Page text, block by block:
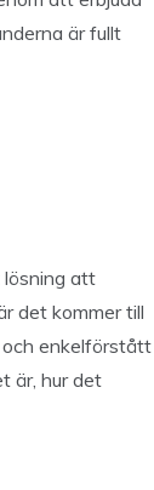
är fullt
lösning att
det kommer till
och enkelförstått
är, hur det